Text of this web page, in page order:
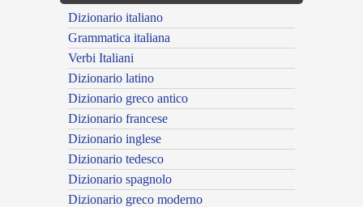
Dizionario italiano
Grammatica italiana
Verbi Italiani
Dizionario latino
Dizionario greco antico
Dizionario francese
Dizionario inglese
Dizionario tedesco
Dizionario spagnolo
Dizionario greco moderno